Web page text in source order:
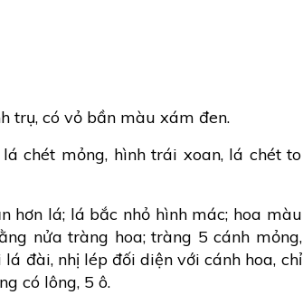
trụ, có vỏ bần màu xám đen.
chét mỏng, hình trái xoan, lá chét to
hơn lá; lá bắc nhỏ hình mác; hoa màu
nửa tràng hoa; tràng 5 cánh mỏng,
đài, nhị lép đối diện với cánh hoa, chỉ
có lông, 5 ô.